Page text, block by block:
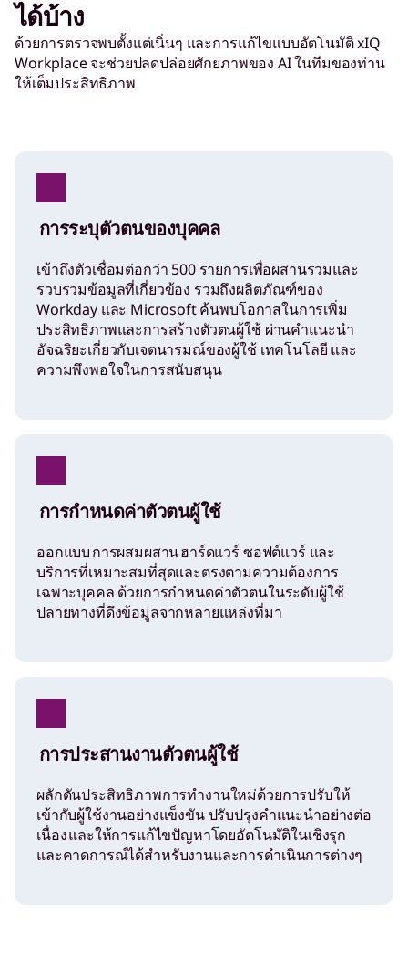
ได้บ้าง
ด้วยการตรวจพบตั้งแต่เนิ่นๆ และการแก้ไขแบบอัตโนมัติ xIQ
Workplace จะช่วยปลดปล่อยศักยภาพของ AI ในทีมของท่าน
ให้เต็มประสิทธิภาพ
การระบุตัวตนของบุคคล
เข้าถึงตัวเชื่อมต่อกว่า 500 รายการเพื่อผสานรวมและ
รวบรวมข้อมูลที่เกี่ยวข้อง รวมถึงผลิตภัณฑ์ของ
Workday และ Microsoft ค้นพบโอกาสในการเพิ่ม
ประสิทธิภาพและการสร้างตัวตนผู้ใช้ ผ่านคำแนะนำ
อัจฉริยะเกี่ยวกับเจตนารมณ์ของผู้ใช้ เทคโนโลยี และ
ความพึงพอใจในการสนับสนุน
การกำหนดค่าตัวตนผู้ใช้
ออกแบบ การผสมผสาน ฮาร์ดแวร์ ซอฟต์แวร์ และ
บริการที่เหมาะสมที่สุดและตรงตามความต้องการ
เฉพาะบุคคล ด้วยการกำหนดค่าตัวตนในระดับผู้ใช้
ปลายทางที่ดึงข้อมูลจากหลายแหล่งที่มา
การประสานงานตัวตนผู้ใช้
ผลักดันประสิทธิภาพการทำงานใหม่ด้วยการปรับให้
เข้ากับผู้ใช้งานอย่างแข็งขัน ปรับปรุงคำแนะนำอย่างต่อ
เนื่อง และให้การแก้ไขปัญหาโดยอัตโนมัติในเชิงรุก
และคาดการณ์ได้สำหรับงานและการดำเนินการต่างๆ